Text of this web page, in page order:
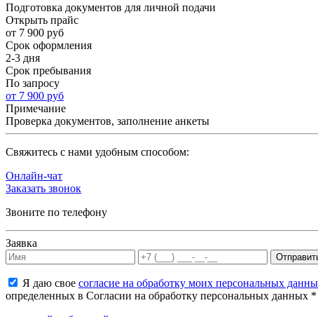
Подготовка документов для личной подачи
Открыть прайс
от 7 900 руб
Срок оформления
2-3 дня
Срок пребывания
По запросу
от 7 900 руб
Примечание
Проверка документов, заполнение анкеты
Cвяжитесь с нами удобным способом:
Онлайн-чат
Заказать звонок
Звоните по телефону
Заявка
Я даю свое согласие на обработку моих персональных
определенных в Согласии на обработку персональных данных *